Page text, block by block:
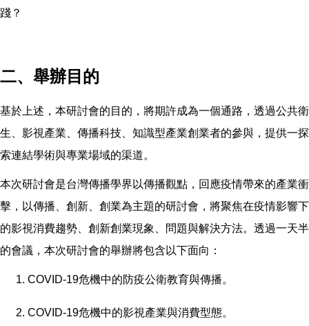
踐？
二、舉辦目的
基於上述，本研討會的目的，將期許成為一個通路，透過公共衛
生、影視產業、傳播科技、知識型產業創業者的參與，提供一探
索連結學術與專業場域的渠道。
本次研討會是台灣傳播學界以傳播觀點，回應疫情帶來的產業衝
擊，以傳播、創新、創業為主題的研討會，將聚焦在疫情影響下
的影視消費趨勢、創新創業現象、問題與解決方法。透過一天半
的會議，本次研討會的舉辦將包含以下面向：
COVID-19危機中的防疫公衛教育與傳播。
COVID-19危機中的影視產業與消費型態。